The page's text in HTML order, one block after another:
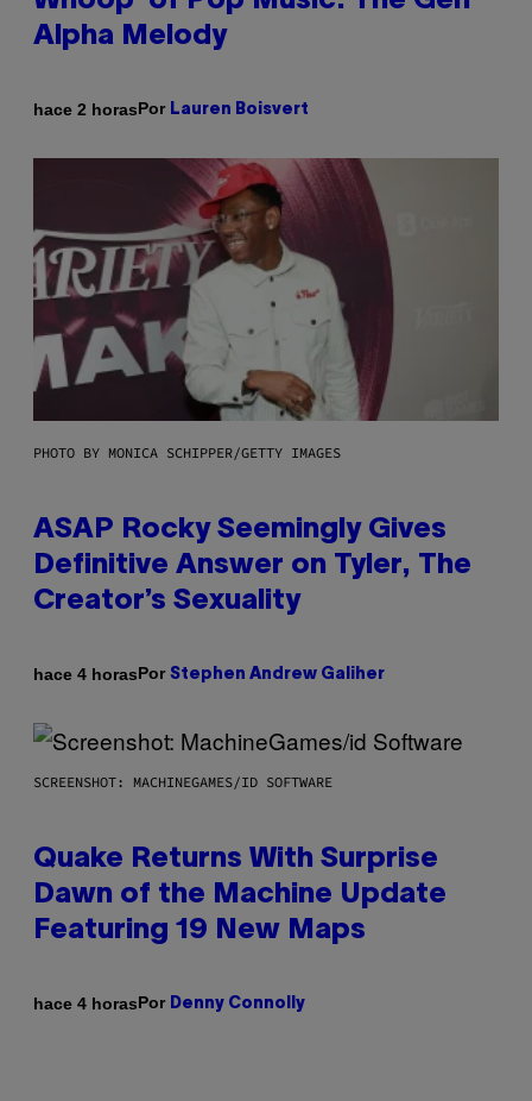
Alpha Melody
hace 2 horasPor Lauren Boisvert
PHOTO BY MONICA SCHIPPER/GETTY IMAGES
ASAP Rocky Seemingly Gives
Definitive Answer on Tyler, The
Creator’s Sexuality
hace 4 horasPor Stephen Andrew Galiher
SCREENSHOT: MACHINEGAMES/ID SOFTWARE
Quake Returns With Surprise
Dawn of the Machine Update
Featuring 19 New Maps
hace 4 horasPor Denny Connolly